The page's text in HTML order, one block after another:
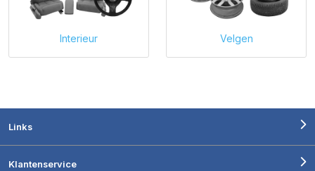
Interieur Velgen
Links
Klantenservice